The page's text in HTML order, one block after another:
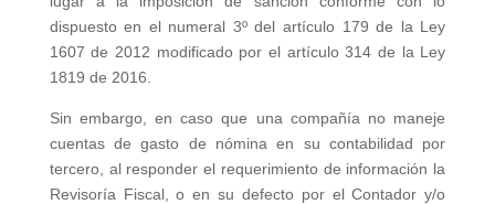
dispuesto en el numeral 3º del artículo 179 de la Ley
1607 de 2012 modificado por el artículo 314 de la Ley
1819 de 2016.
Sin embargo, en caso que una compañía no maneje
cuentas de gasto de nómina en su contabilidad por
tercero, al responder el requerimiento de información la
Revisoría Fiscal, o en su defecto por el Contador y/o